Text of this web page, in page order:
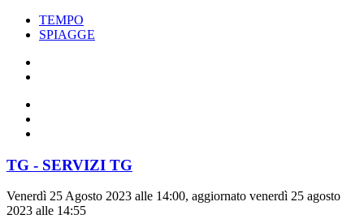
TEMPO
SPIAGGE
TG - SERVIZI TG
Venerdì 25 Agosto 2023 alle 14:00, aggiornato venerdì 25 agosto
2023 alle 14:55